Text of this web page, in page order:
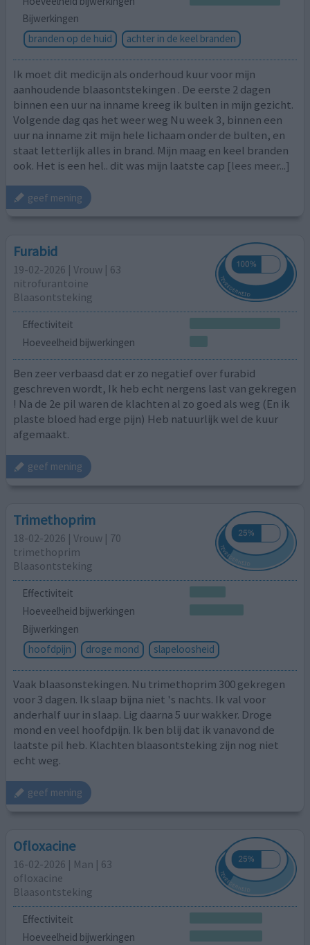
Bijwerkingen
branden op de huid
achter in de keel branden
Ik moet dit medicijn als onderhoud kuur voor mijn
aanhoudende blaasontstekingen . De eerste 2 dagen
binnen een uur na inname kreeg ik bulten in mijn gezicht.
Volgende dag qas het weer weg Nu week 3, binnen een
uur na inname zit mijn hele lichaam onder de bulten, en
staat letterlijk alles in brand. Mijn maag en keel branden
ook. Het is een hel.. dit was mijn laatste cap [lees meer...]
geef mening
Furabid
19-02-2026 | Vrouw | 63
nitrofurantoine
Blaasontsteking
Effectiviteit
Hoeveelheid bijwerkingen
Ben zeer verbaasd dat er zo negatief over furabid
geschreven wordt, Ik heb echt nergens last van gekregen
! Na de 2e pil waren de klachten al zo goed als weg (En ik
plaste bloed had erge pijn) Heb natuurlijk wel de kuur
afgemaakt.
geef mening
Trimethoprim
18-02-2026 | Vrouw | 70
trimethoprim
Blaasontsteking
Effectiviteit
Hoeveelheid bijwerkingen
Bijwerkingen
hoofdpijn
droge mond slapeloosheid
Vaak blaasonstekingen. Nu trimethoprim 300 gekregen
voor 3 dagen. Ik slaap bijna niet 's nachts. Ik val voor
anderhalf uur in slaap. Lig daarna 5 uur wakker. Droge
mond en veel hoofdpijn. Ik ben blij dat ik vanavond de
laatste pil heb. Klachten blaasontsteking zijn nog niet
echt weg.
geef mening
Ofloxacine
16-02-2026 | Man | 63
ofloxacine
Blaasontsteking
Effectiviteit
Hoeveelheid bijwerkingen